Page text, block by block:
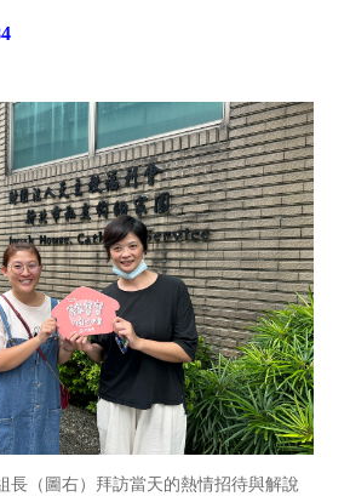
長（圖右）拜訪當天的熱情招待與解說